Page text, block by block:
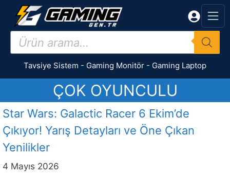
İçeriğe
Products
search
Tavsiye Sistem - Gaming Monitör - Gaming Laptop
ÇOK OYUNCULU
Star Wars: Galactic Racer 6 Ekim’de
Çıkıyor! Yarış Detayları ve Öne Çıkan
Yenilikler
4 Mayıs 2026